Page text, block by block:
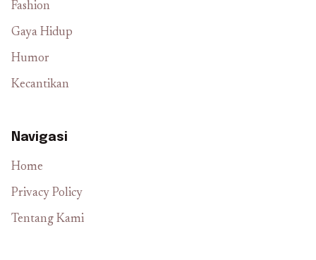
Fashion
Gaya Hidup
Humor
Kecantikan
Navigasi
Home
Privacy Policy
Tentang Kami